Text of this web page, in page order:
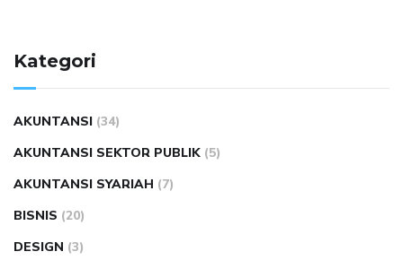
Kategori
AKUNTANSI (34)
AKUNTANSI SEKTOR PUBLIK (5)
AKUNTANSI SYARIAH (7)
BISNIS (20)
DESIGN (3)